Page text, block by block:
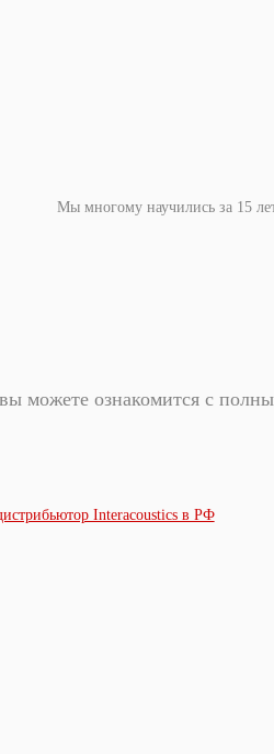
Мы многому научились за 15
можете ознакомится с
Interacoustics в РФ